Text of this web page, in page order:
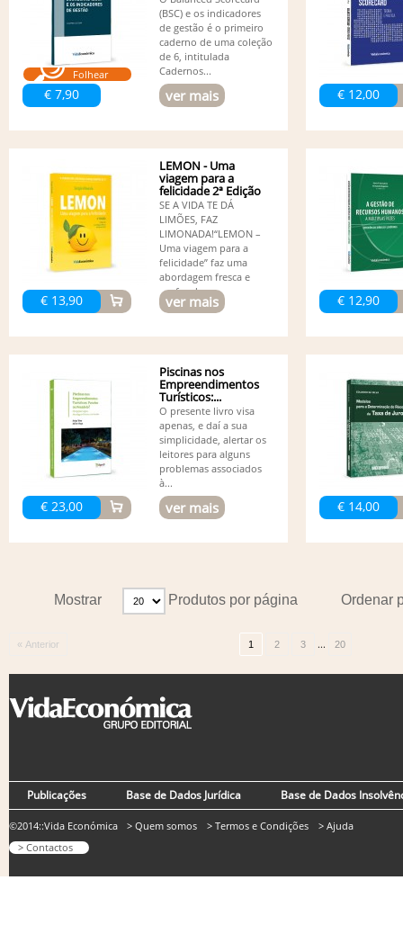
Folhear
€ 7,90
(BSC) e os indicadores
de gestão é o primeiro
caderno de uma coleção
de 6, intitulada
Cadernos...
ver mais € 12,00
€ 13,90
LEMON - Uma
viagem para a
felicidade 2ª Edição
SE A VIDA TE DÁ
LIMÕES, FAZ
LIMONADA!“LEMON –
Uma viagem para a
felicidade” faz uma
abordagem fresca e
profunda...
ver mais € 12,90
€ 23,00
Piscinas nos
Empreendimentos
Turísticos:...
O presente livro visa
apenas, e daí a sua
simplicidade, alertar os
leitores para alguns
problemas associados
à...
ver mais € 14,00
Ordenar
Mostrar Produtos por página
« Anterior 1 2 3 ... 20
Publicações Base de Dados Jurídica Base de Dados
©2014::Vida Económica
> Contactos
> Quem somos > Termos e Condições > Ajuda